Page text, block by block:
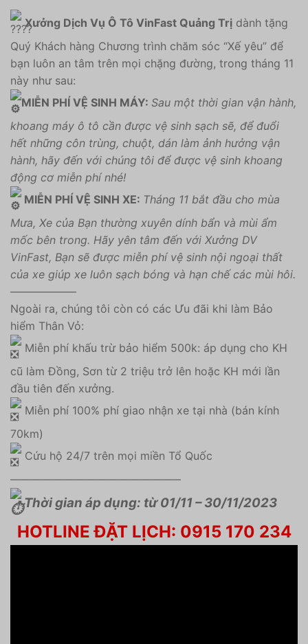
Xưởng Dịch Vụ Ô Tô VinFast Quảng Trị dành tặng
Quý Khách hàng Chương trình chăm sóc “Xế yêu” để
bạn luôn an tâm trên mọi chặng đường, trong tháng 11
này như sau:
MIỄN PHÍ VỆ SINH MÁY: Sau một thời gian vận hành,
khoang máy ô tô cần được vệ sinh sạch sẽ, để đuổi
hết những côn trùng, chuột, dán làm ảnh hưởng vận
hành, hãy đến với chúng tôi để được vệ sinh khoang
động cơ miễn phí nhé!
MIỄN PHÍ VỆ SINH XE: Tháng 11 bắt đầu cho mùa
Mưa, Xe của Bạn thường xuyên dính bẩn và mùi ẩm
mốc bên trong. Hãy yên tâm đến với Xưởng DV
VinFast, Bạn sẽ được miễn phí vệ sinh nội ngoại thất
của xe giúp xe luôn sạch bóng và hạn chế các mùi hôi.
——————
Ngoài ra, chúng tôi còn có các Ưu đãi khi làm Bảo
hiểm Thân Vỏ:
Miễn phí khấu trừ bảo hiểm 500k: áp dụng cho KH
cũ làm Đồng, Sơn từ 2 triệu trở lên hoặc KH mới lần
đầu tiên đến xưởng.
Miễn phí 100% phí giao nhận xe tại nhà (bán kính
70km)
Cứu hộ 24/7 trên mọi miền Tổ Quốc
———————————————–
Thời gian áp dụng: từ 01/11 – 30/11/2023
HOTLINE ĐẶT LỊCH: 0915 170 234